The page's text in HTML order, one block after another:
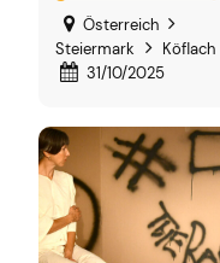
Österreich
Steiermark
Köflach
31/10/2025